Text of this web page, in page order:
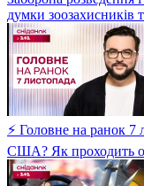
думки зоозахисників
⚡ Головне на ранок 7
США? Як проходить